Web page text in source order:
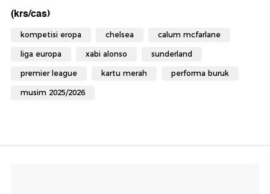
(krs/cas)
kompetisi eropa chelsea calum mcfarlane
liga europa xabi alonso sunderland
premier league kartu merah performa buruk
musim 2025/2026